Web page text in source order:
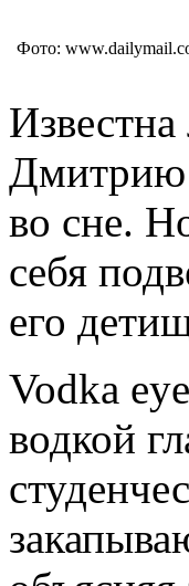
Фото:
Дмитрию
во сне.
себя
его
Vodka
водкой